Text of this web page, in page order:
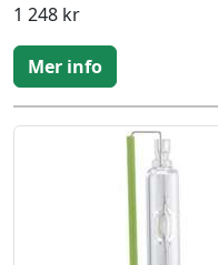
1 248 kr
Mer info